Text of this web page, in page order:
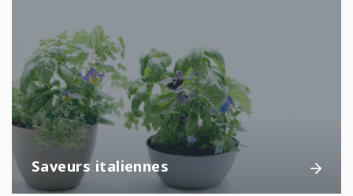
Saveurs italiennes